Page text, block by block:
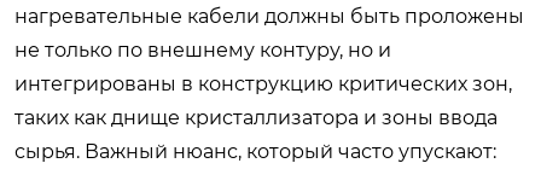
нагревательные кабели должны быть проложены
не только по внешнему контуру, но и
интегрированы в конструкцию критических зон,
таких как днище кристаллизатора и зоны ввода
сырья. Важный нюанс, который часто упускают: